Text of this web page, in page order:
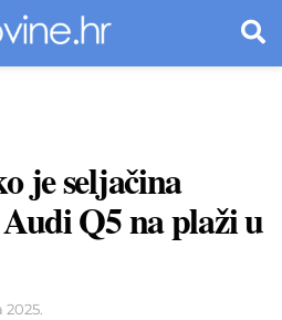
je seljačina
Q5 na plaži u